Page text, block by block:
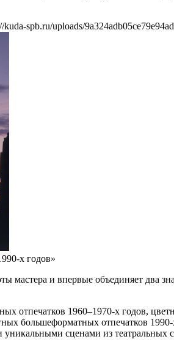
kuda-spb.ru/uploads/
х годов»
мастера и впервые объединяет два
отпечатков 1960–1970-х годов,
большеформатных отпечатков
сценами из